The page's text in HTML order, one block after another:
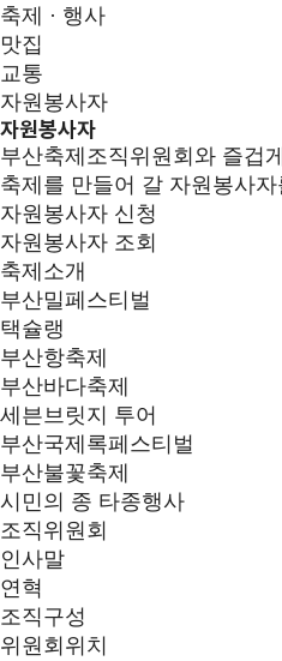
축제 · 행사
맛집
교통
자원봉사자
자원봉사자
부산축제조직위원회와 즐겁게
축제를 만들어 갈 자원봉사
자원봉사자 신청
자원봉사자 조회
축제소개
부산밀페스티벌
택슐랭
부산항축제
부산바다축제
세븐브릿지 투어
부산국제록페스티벌
부산불꽃축제
시민의 종 타종행사
조직위원회
인사말
연혁
조직구성
위원회위치